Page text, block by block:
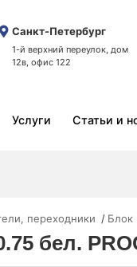
Санкт-Петербург
1-й верхний переулок, дом
12в, офис 122
Услуги Статьи и
переходники Блок
бел.